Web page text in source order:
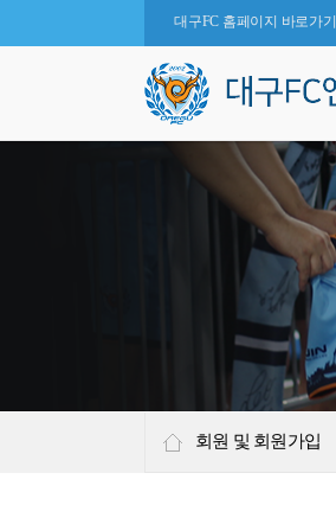
대구FC 홈페이지 바로가기
회원 및 회원가입